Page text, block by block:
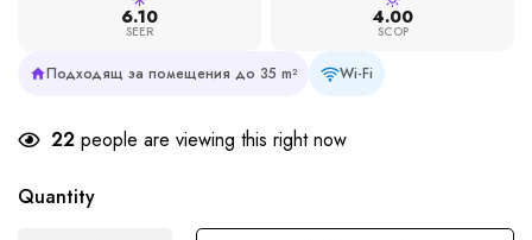
6.10
SEER
4.00
SCOP
Подходящ за помещения до 35 m² Wi-Fi
22 people are viewing this right now
Quantity